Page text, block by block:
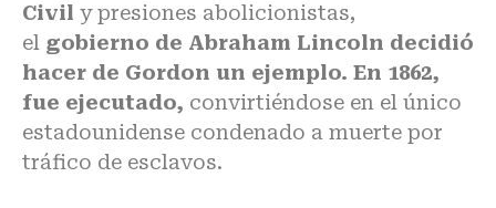
Civil y presiones abolicionistas,
el gobierno de Abraham Lincoln decidió
hacer de Gordon un ejemplo. En 1862,
fue ejecutado, convirtiéndose en el único
estadounidense condenado a muerte por
tráfico de esclavos.